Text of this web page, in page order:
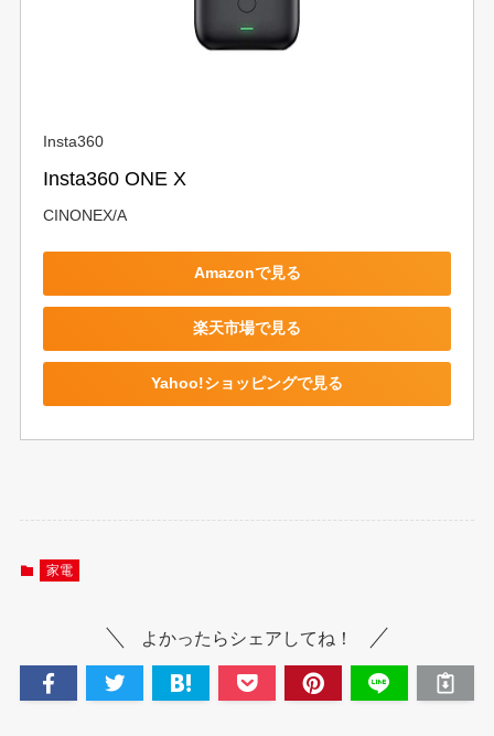
Insta360
Insta360 ONE X
CINONEX/A
Amazonで見る
楽天市場で見る
Yahoo!ショッピングで見る
家電
よかったらシェアしてね！